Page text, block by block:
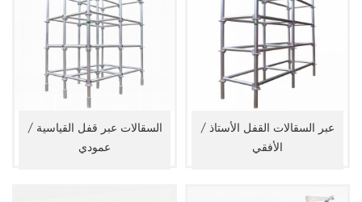
السقالات عبر قفل القياسية /
عمودي
عبر السقالات القفل الأستاذ /
الأفقي